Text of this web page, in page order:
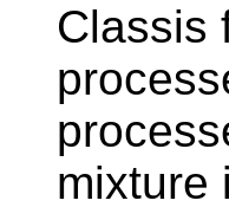
Classis
mixture